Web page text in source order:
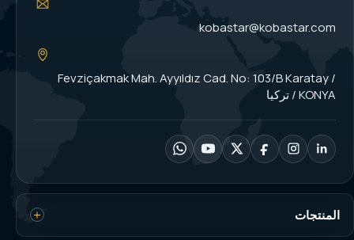
kobastar@kobastar.com
Fevziçakmak Mah. Ayyıldız Cad. No: 103/B Karatay /
KONYA / تركيا
المنتجات